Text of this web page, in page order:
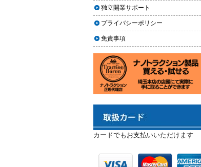
車のヘッドライト交換のタイミン
グと費用
車のサスペンション交換の必要性
と費用
車のフロントガラス交換の料金相
場と作業手順
車のドアロック修理の料金と作業
ンペーン
2023.11.22
「＃埼玉」という埼玉県のお店や企
業を紹介するサイトで紹介されまし
た
2023.10.30
コーティングが無料で利用できるチ
ャンス！X（旧Twitter）キャンペーン
2023.10.21
秋田県の「能代ポータル」にて得洗
隊を紹介いただきました
第15回ふじみ野市産業まつりに出店
独立開業サポート
プライバシーポリシー
免責事項
カードでもお支払いいただけます